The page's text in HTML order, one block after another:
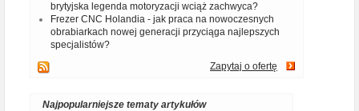
brytyjska legenda motoryzacji wciąż zachwyca?
Frezer CNC Holandia - jak praca na nowoczesnych
obrabiarkach nowej generacji przyciąga najlepszych
specjalistów?
Zapytaj o ofertę
Najpopularniejsze tematy artykułów